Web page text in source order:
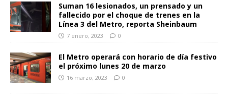
Suman 16 lesionados, un prensado y un
fallecido por el choque de trenes en la
Línea 3 del Metro, reporta Sheinbaum
7 enero, 2023 0
El Metro operará con horario de día festivo
el próximo lunes 20 de marzo
16 marzo, 2023 0